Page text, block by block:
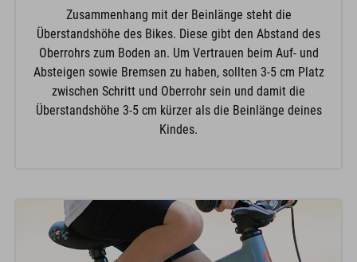
Zusammenhang mit der Beinlänge steht die
Überstandshöhe des Bikes. Diese gibt den Abstand des
Oberrohrs zum Boden an. Um Vertrauen beim Auf- und
Absteigen sowie Bremsen zu haben, sollten 3-5 cm Platz
zwischen Schritt und Oberrohr sein und damit die
Überstandshöhe 3-5 cm kürzer als die Beinlänge deines
Kindes.